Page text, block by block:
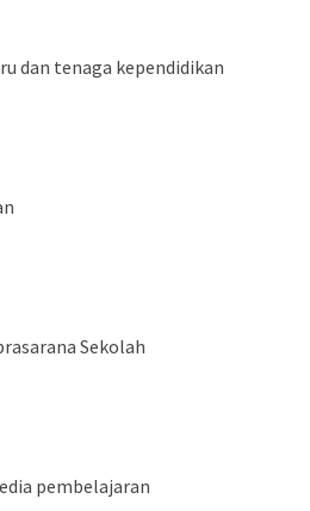
dan tenaga kependidikan
Sekolah
pembelajaran